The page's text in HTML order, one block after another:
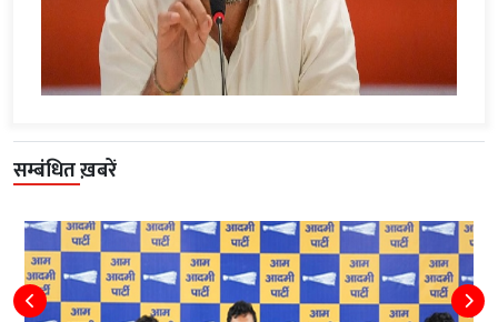
सम्बंधित ख़बरें